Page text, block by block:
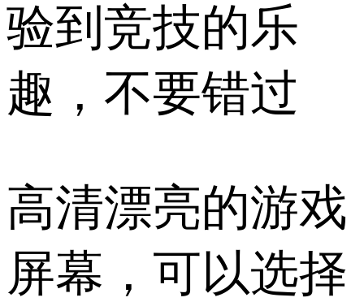
验到竞技的乐
趣，不要错过
高清漂亮的游戏
屏幕，可以选择